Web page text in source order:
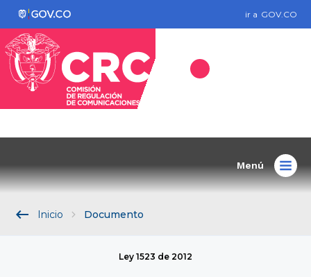
ir a GOV.CO
Menú
keyboard_backspace Inicio Documento
Ley 1523 de 2012